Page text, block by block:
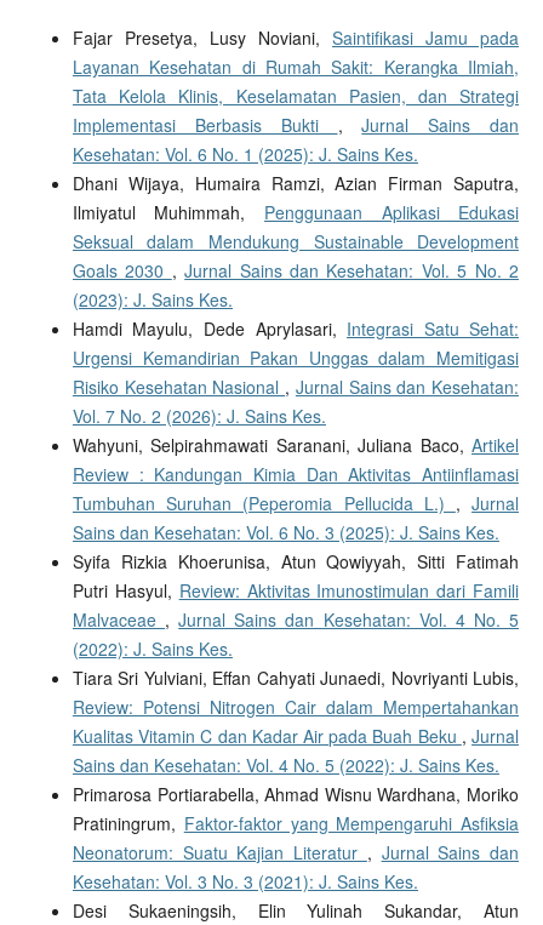
Fajar Presetya, Lusy Noviani,Saintifikasi Jamu pada
Layanan Kesehatan di Rumah Sakit: Kerangka Ilmiah,
Tata Kelola Klinis, Keselamatan Pasien, dan Strategi
Implementasi Berbasis Bukti ,Jurnal Sains dan
Kesehatan: Vol. 6 No. 1 (2025): J. Sains Kes.
Dhani Wijaya, Humaira Ramzi, Azian Firman Saputra,
Ilmiyatul Muhimmah, Penggunaan Aplikasi Edukasi
Seksual dalam Mendukung Sustainable Development
Goals 2030 ,Jurnal Sains dan Kesehatan: Vol. 5 No. 2
(2023): J. Sains Kes.
Hamdi Mayulu, Dede Aprylasari, Integrasi Satu Sehat:
Urgensi Kemandirian Pakan Unggas dalam Memitigasi
Risiko Kesehatan Nasional , Jurnal Sains dan Kesehatan:
Vol. 7 No. 2 (2026): J. Sains Kes.
Wahyuni, Selpirahmawati Saranani, Juliana Baco,Artikel
Review : Kandungan Kimia Dan Aktivitas Antiinflamasi
Tumbuhan Suruhan (Peperomia Pellucida L.) ,Jurnal
Sains dan Kesehatan: Vol. 6 No. 3 (2025): J. Sains Kes.
Syifa Rizkia Khoerunisa, Atun Qowiyyah, Sitti Fatimah
Putri Hasyul, Review: Aktivitas Imunostimulan dari Famili
Malvaceae ,Jurnal Sains dan Kesehatan: Vol. 4 No. 5
(2022): J. Sains Kes.
Tiara Sri Yulviani, Effan Cahyati Junaedi, Novriyanti Lubis,
Review: Potensi Nitrogen Cair dalam Mempertahankan
Kualitas Vitamin C dan Kadar Air pada Buah Beku ,Jurnal
Sains dan Kesehatan: Vol. 4 No. 5 (2022): J. Sains Kes.
Primarosa Portiarabella, Ahmad Wisnu Wardhana, Moriko
Pratiningrum, Faktor-faktor yang Mempengaruhi Asfiksia
Neonatorum: Suatu Kajian Literatur , Jurnal Sains dan
Kesehatan: Vol. 3 No. 3 (2021): J. Sains Kes.
Desi Sukaeningsih, Elin Yulinah Sukandar, Atun